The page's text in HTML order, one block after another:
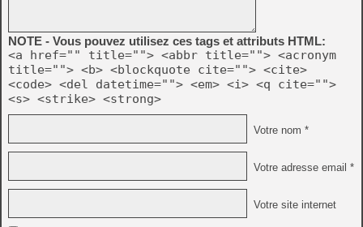
NOTE - Vous pouvez utilisez ces tags et attributs HTML:
<a href="" title=""> <abbr title=""> <acronym
title=""> <b> <blockquote cite=""> <cite>
<code> <del datetime=""> <em> <i> <q cite="">
<s> <strike> <strong>
Votre nom *
Votre adresse email *
Votre site internet